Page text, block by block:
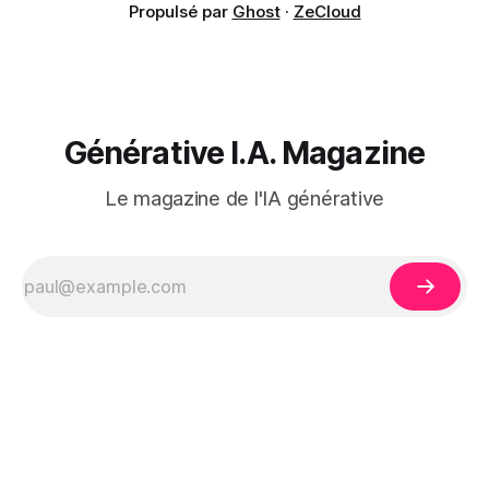
Propulsé par Ghost· ZeCloud
Générative I.A. Magazine
Le magazine de l'IA générative